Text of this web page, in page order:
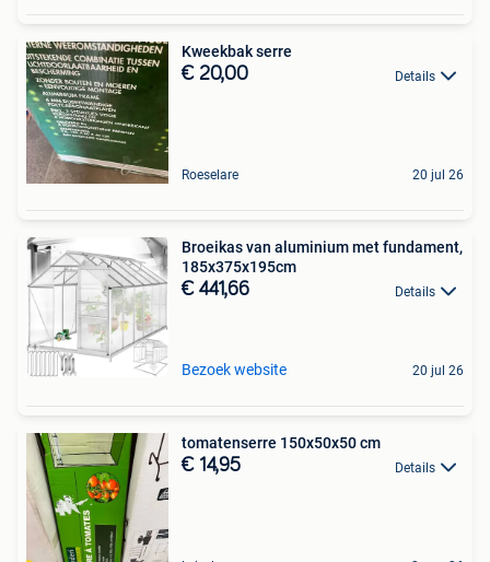
Kweekbak serre
€ 20,00 Details
Roeselare 20 jul 26
Broeikas van aluminium met fundament,
185x375x195cm
€ 441,66 Details
Bezoek website 20 jul 26
tomatenserre 150x50x50 cm
€ 14,95 Details